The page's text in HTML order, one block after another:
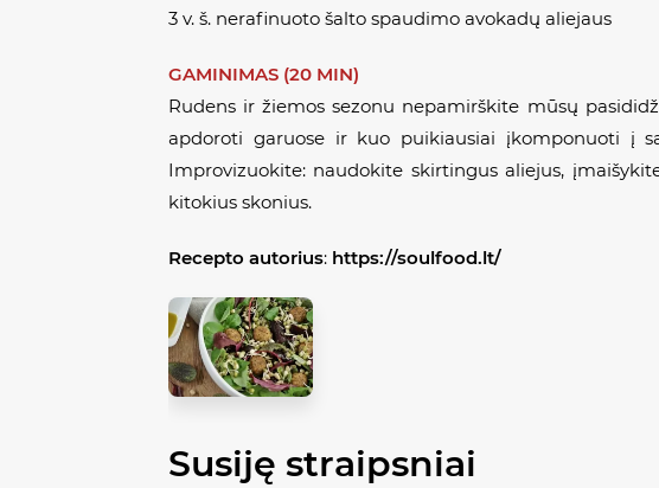
3 v. š. nerafinuoto šalto spaudimo avokadų aliejaus
GAMINIMAS (20 MIN)
Rudens ir žiemos sezonu nepamirškite mūsų
apdoroti garuose ir kuo puikiausiai įkomponuoti į
Improvizuokite: naudokite skirtingus aliejus,
kitokius skonius.
Recepto autorius: https://soulfood.lt/
Susiję straipsniai